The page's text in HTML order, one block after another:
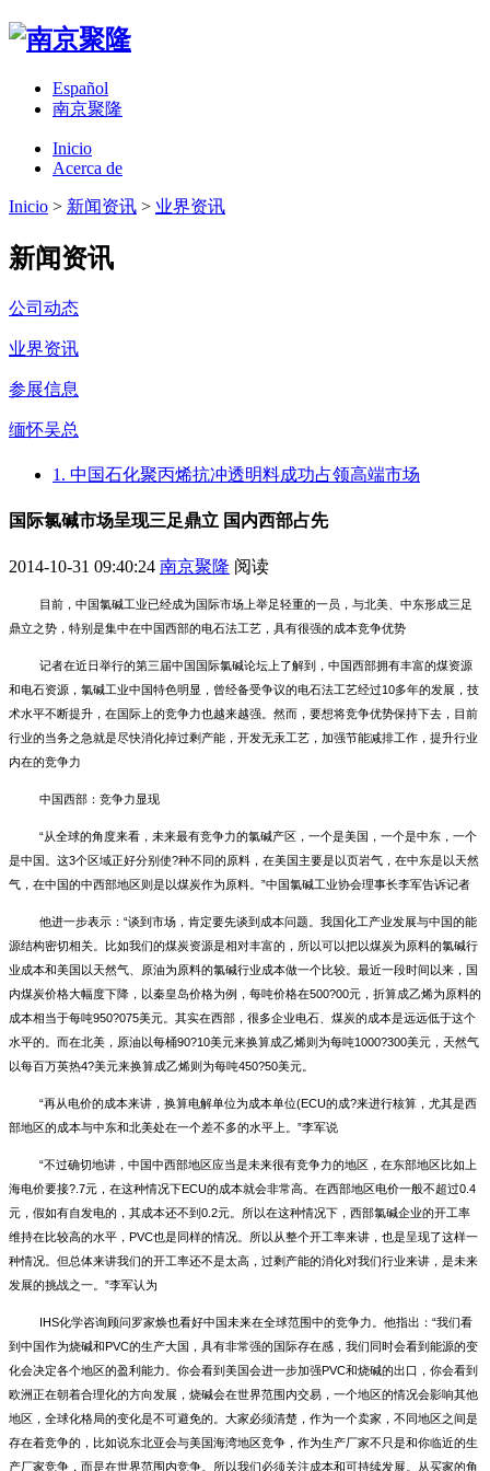
Español
南京聚隆
Inicio
Acerca de
Inicio > 新闻资讯 > 业界资讯
新闻资讯
公司动态
业界资讯
参展信息
缅怀吴总
1. 中国石化聚丙烯抗冲透明料成功占领高端市场
国际氯碱市场呈现三足鼎立 国内西部占先
2014-10-31 09:40:24 南京聚隆 阅读
目前，中国氯碱工业已经成为国际市场上举足轻重的一员，与北美、中东形成三足
鼎立之势，特别是集中在中国西部的电石法工艺，具有很强的成本竞争优势
记者在近日举行的第三届中国国际氯碱论坛上了解到，中国西部拥有丰富的煤资源
和电石资源，氯碱工业中国特色明显，曾经备受争议的电石法工艺经过10多年的发展，技
术水平不断提升，在国际上的竞争力也越来越强。然而，要想将竞争优势保持下去，目前
行业的当务之急就是尽快消化掉过剩产能，开发无汞工艺，加强节能减排工作，提升行业
内在的竞争力
中国西部：竞争力显现
“从全球的角度来看，未来最有竞争力的氯碱产区，一个是美国，一个是中东，一个
是中国。这3个区域正好分别使?种不同的原料，在美国主要是以页岩气，在中东是以天然
气，在中国的中西部地区则是以煤炭作为原料。”中国氯碱工业协会理事长李军告诉记者
他进一步表示：“谈到市场，肯定要先谈到成本问题。我国化工产业发展与中国的能
源结构密切相关。比如我们的煤炭资源是相对丰富的，所以可以把以煤炭为原料的氯碱行
业成本和美国以天然气、原油为原料的氯碱行业成本做一个比较。最近一段时间以来，国
内煤炭价格大幅度下降，以秦皇岛价格为例，每吨价格在500?00元，折算成乙烯为原料的
成本相当于每吨950?075美元。其实在西部，很多企业电石、煤炭的成本是远远低于这个
水平的。而在北美，原油以每桶90?10美元来换算成乙烯则为每吨1000?300美元，天然气
以每百万英热4?美元来换算成乙烯则为每吨450?50美元。
“再从电价的成本来讲，换算电解单位为成本单位(ECU的成?来进行核算，尤其是西
部地区的成本与中东和北美处在一个差不多的水平上。”李军说
“不过确切地讲，中国中西部地区应当是未来很有竞争力的地区，在东部地区比如上
海电价要接?.7元，在这种情况下ECU的成本就会非常高。在西部地区电价一般不超过0.4
元，假如有自发电的，其成本还不到0.2元。所以在这种情况下，西部氯碱企业的开工率
维持在比较高的水平，PVC也是同样的情况。所以从整个开工率来讲，也是呈现了这样一
种情况。但总体来讲我们的开工率还不是太高，过剩产能的消化对我们行业来讲，是未来
发展的挑战之一。”李军认为
IHS化学咨询顾问罗家焕也看好中国未来在全球范围中的竞争力。他指出：“我们看
到中国作为烧碱和PVC的生产大国，具有非常强的国际存在感，我们同时会看到能源的变
化会决定各个地区的盈利能力。你会看到美国会进一步加强PVC和烧碱的出口，你会看到
欧洲正在朝着合理化的方向发展，烧碱会在世界范围内交易，一个地区的情况会影响其他
地区，全球化格局的变化是不可避免的。大家必须清楚，作为一个卖家，不同地区之间是
存在着竞争的，比如说东北亚会与美国海湾地区竞争，作为生产厂家不只是和你临近的生
产厂家竞争，而是在世界范围内竞争。所以我们必须关注成本和可持续发展。从买家的角